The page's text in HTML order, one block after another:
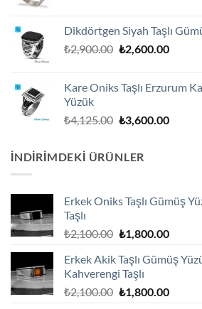
Dikdörtgen Siyah Taşlı
₺2,900.00 Orijinal
₺2,600.00Şu
Kare Oniks Taşlı Erzurum
Yüzük
₺4,125.00 Orijinal
₺3,600.00Şu
İNDIRIMDEKI ÜRÜNLER
Erkek Oniks Taşlı Gümüş
Taşlı
₺2,100.00 Orijinal
₺2,100.00.
₺1,800.00Şu
fiyat:
Erkek Akik Taşlı Gümüş
Kahverengi Taşlı
₺2,100.00 Orijinal
₺1,800.00Şu